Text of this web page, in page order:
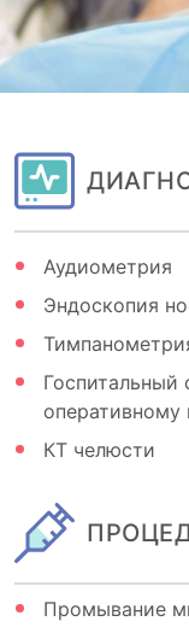
Аудиометрия
Эндоскопия
Госпитальный
оперативному
КТ челюсти
Промывание